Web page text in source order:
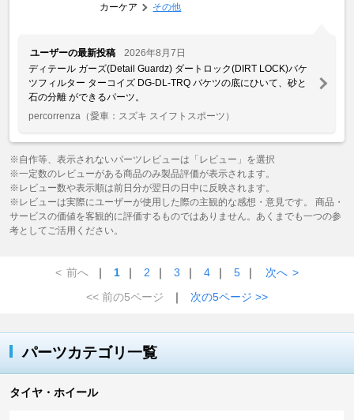
カーケア その他
ユーザーの最新投稿
2026年8月7日
ディテール ガーズ(Detail Guardz) ダートロック(DIRT LOCK)バケ
ツフィルター ターコイズ DG-DL-TRQ バケツの底にひいて、砂と
石の分離 ができるパーツ。
percorrenza （愛車：スズキ スイフトスポーツ）
※自作等、表示されないパーツレビューは「レビュー」を選択
※一定数のレビューがある商品のみ製品評価が表示されます。
※レビュー数や表示順は前日分が翌日の日中に反映されます。
※レビューは実際にユーザーが使用した際の主観的な感想・意見です。 商品・
サービスの価値を客観的に評価するものではありません。あくまでも一つの参
考としてご活用ください。
< 前へ ｜ 1 ｜ 2 ｜ 3 ｜ 4 ｜ 5 ｜ 次へ >
<< 前の5ページ
｜ 次の5ページ >>
パーツカテゴリ一覧
タイヤ・ホイール